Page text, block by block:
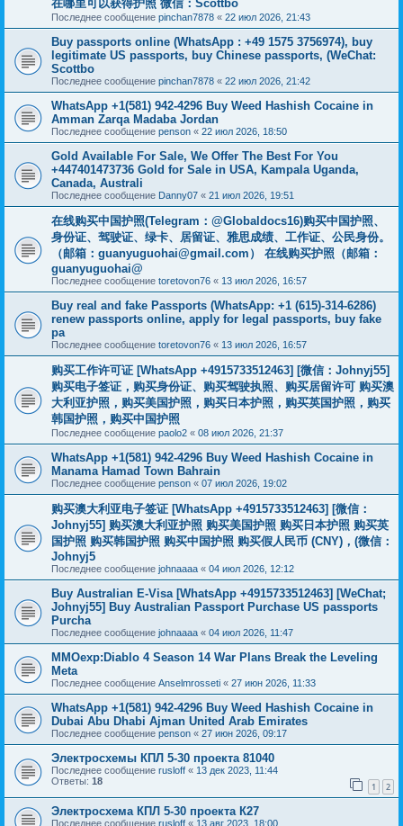
在哪里可以获得护照 微信：Scottbo
Последнее сообщение pinchan7878 « 22 июл 2026, 21:43
Buy passports online (WhatsApp : +49 1575 3756974), buy
legitimate US passports, buy Chinese passports, (WeChat:
Scottbo
Последнее сообщение pinchan7878 « 22 июл 2026, 21:42
WhatsApp +1(581) 942-4296 Buy Weed Hashish Cocaine in
Amman Zarqa Madaba Jordan
Последнее сообщение penson « 22 июл 2026, 18:50
Gold Available For Sale, We Offer The Best For You
+447401473736 Gold for Sale in USA, Kampala Uganda,
Canada, Australi
Последнее сообщение Danny07 « 21 июл 2026, 19:51
在线购买中国护照(Telegram：@Globaldocs16)购买中国护照、
身份证、驾驶证、绿卡、居留证、雅思成绩、工作证、公民身份。
（邮箱： guanyuguohai@gmail.com ） 在线购买护照（邮箱：
guanyuguohai@
Последнее сообщение toretovon76 « 13 июл 2026, 16:57
Buy real and fake Passports (WhatsApp: +1 (615)-314-6286)
renew passports online, apply for legal passports, buy fake
pa
Последнее сообщение toretovon76 « 13 июл 2026, 16:57
购买工作许可证 [WhatsApp +4915733512463] [微信：Johnyj55]
购买电子签证，购买身份证、购买驾驶执照、购买居留许可 购买澳
大利亚护照，购买美国护照，购买日本护照，购买英国护照，购买
韩国护照，购买中国护照
Последнее сообщение paolo2 « 08 июл 2026, 21:37
WhatsApp +1(581) 942-4296 Buy Weed Hashish Cocaine in
Manama Hamad Town Bahrain
Последнее сообщение penson « 07 июл 2026, 19:02
购买澳大利亚电子签证 [WhatsApp +4915733512463] [微信：
Johnyj55] 购买澳大利亚护照 购买美国护照 购买日本护照 购买英
国护照 购买韩国护照 购买中国护照 购买假人民币 (CNY)，(微信：
Johnyj5
Последнее сообщение johnaaaa « 04 июл 2026, 12:12
Buy Australian E-Visa [WhatsApp +4915733512463] [WeChat;
Johnyj55] Buy Australian Passport Purchase US passports
Purcha
Последнее сообщение johnaaaa « 04 июл 2026, 11:47
MMOexp:Diablo 4 Season 14 War Plans Break the Leveling
Meta
Последнее сообщение Anselmrosseti « 27 июн 2026, 11:33
WhatsApp +1(581) 942-4296 Buy Weed Hashish Cocaine in
Dubai Abu Dhabi Ajman United Arab Emirates
Последнее сообщение penson « 27 июн 2026, 09:17
Электросхемы КПЛ 5-30 проекта 81040
Последнее сообщение rusloff « 13 дек 2023, 11:44
Ответы: 18 1 2
Электросхема КПЛ 5-30 проекта К27
Последнее сообщение rusloff « 13 авг 2023, 18:00